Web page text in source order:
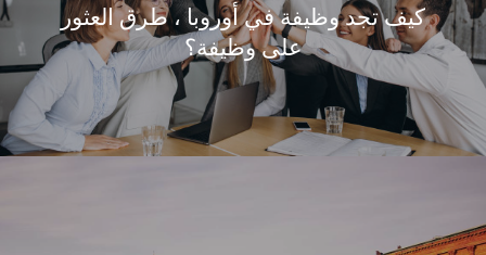
كيف تجد وظيفة في أوروبا ، طرق العثور
على وظيفة؟